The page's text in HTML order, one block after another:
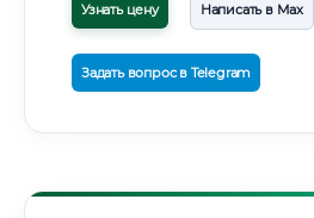
Узнать цену Написать в Max
Задать вопрос в Telegram